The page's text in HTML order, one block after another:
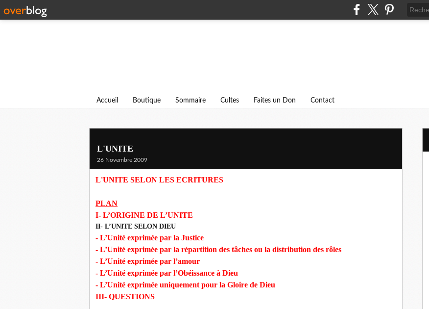
Accueil Boutique Sommaire Cultes Faites un Don Contact
L'UNITE
26 Novembre 2009
L'UNITE SELON LES ECRITURES
PLAN
I- L’ORIGINE DE L’UNITE
II- L’UNITE SELON DIEU
- L’Unité exprimée par la Justice
- L’Unité exprimée par la répartition des tâches ou la distribution des rôles
- L’Unité exprimée par l’amour
- L’Unité exprimée par l’Obéissance à Dieu
- L’Unité exprimée uniquement pour la Gloire de Dieu
III- QUESTIONS